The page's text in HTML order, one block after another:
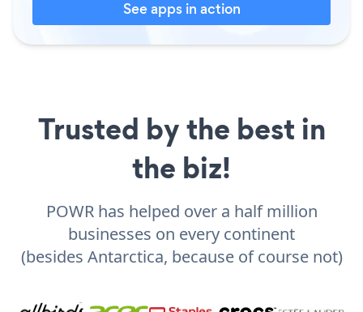
See apps in action
Trusted by the best in
the biz!
POWR has helped over a half million
businesses on every continent
(besides Antarctica, because of course not)